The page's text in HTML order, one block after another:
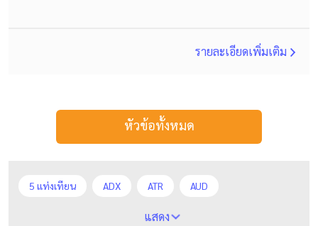
รายละเอียดเพิ่มเติม
หัวข้อทั้งหมด
5 แท่งเทียน ADX ATR AUD
Average True Range
แสดง